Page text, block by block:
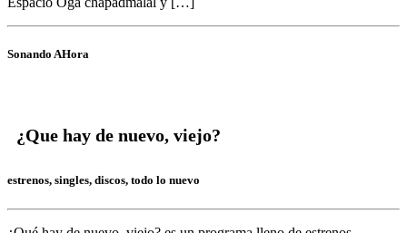
Sonando AHora
¿Que hay de nuevo, viejo?
estrenos, singles, discos, todo lo nuevo